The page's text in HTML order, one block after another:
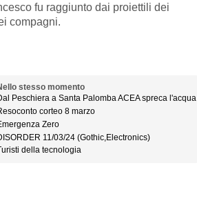
fu raggiunto dai proiettili dei
compagni.
stesso momento
Peschiera a Santa Palomba ACEA spreca l'acqua
corteo 8 marzo
Zero
11/03/24 (Gothic,Electronics)
della tecnologia